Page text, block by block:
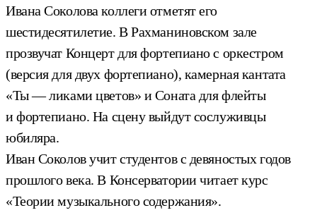
Ивана Соколова коллеги отметят его
шестидесятилетие. В Рахманиновском зале
прозвучат Концерт для фортепиано с оркестром
(версия для двух фортепиано), камерная кантата
«Ты — ликами цветов» и Соната для флейты
и фортепиано. На сцену выйдут сослуживцы
юбиляра.
Иван Соколов учит студентов с девяностых годов
прошлого века. В Консерватории читает курс
«Теории музыкального содержания».